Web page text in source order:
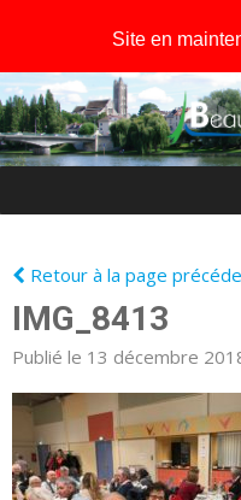
Retour à la page
IMG_8413
Publié le 13 décembre
Site en